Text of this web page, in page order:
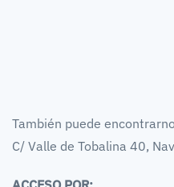
También puede
C/ Valle de Tobalina 40,